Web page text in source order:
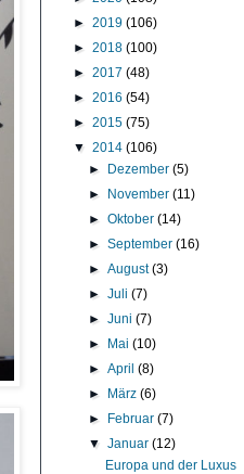
► 2019 (106)
► 2018 (100)
► 2017 (48)
► 2016 (54)
► 2015 (75)
▼ 2014 (106)
► Dezember(5)
► November(11)
►Oktober(14)
►September(16)
►August(3)
►Juli(7)
►Juni(7)
► Mai(10)
►April(8)
► März(6)
► Februar(7)
▼Januar(12)
Europa und der Luxus